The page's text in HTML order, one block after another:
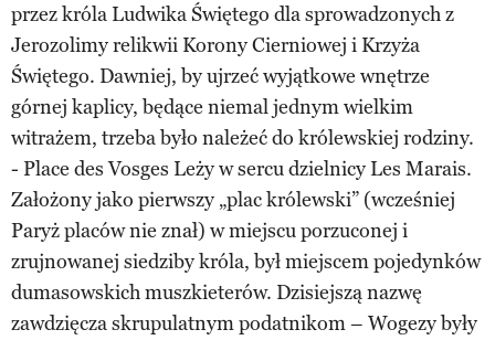
przez króla Ludwika Świętego dla sprowadzonych z
Jerozolimy relikwii Korony Cierniowej i Krzyża
Świętego. Dawniej, by ujrzeć wyjątkowe wnętrze
górnej kaplicy, będące niemal jednym wielkim
witrażem, trzeba było należeć do królewskiej rodziny.
- Place des Vosges Leży w sercu dzielnicy Les Marais.
Założony jako pierwszy „plac królewski” (wcześniej
Paryż placów nie znał) w miejscu porzuconej i
zrujnowanej siedziby króla, był miejscem pojedynków
dumasowskich muszkieterów. Dzisiejszą nazwę
zawdzięcza skrupulatnym podatnikom – Wogezy były